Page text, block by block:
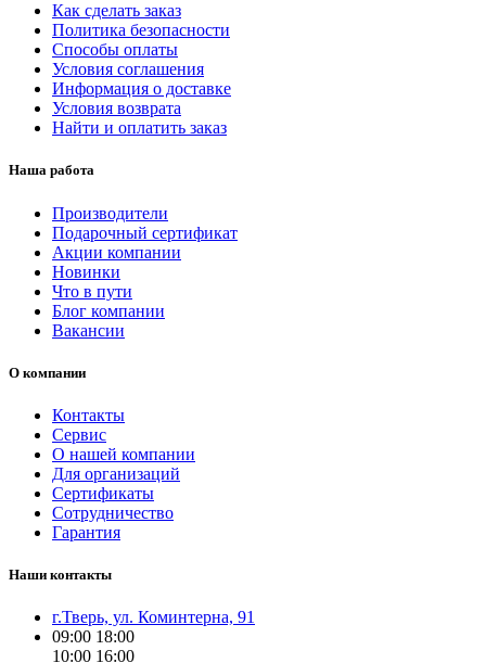
Как сделать заказ
Политика безопасности
Способы оплаты
Условия соглашения
Информация о доставке
Условия возврата
Найти и оплатить заказ
Наша работа
Производители
Подарочный сертификат
Акции компании
Новинки
Что в пути
Блог компании
Вакансии
О компании
Контакты
Сервис
О нашей компании
Для организаций
Сертификаты
Сотрудничество
Гарантия
Наши контакты
г.Тверь, ул. Коминтерна, 91
09:00 18:00
10:00 16:00